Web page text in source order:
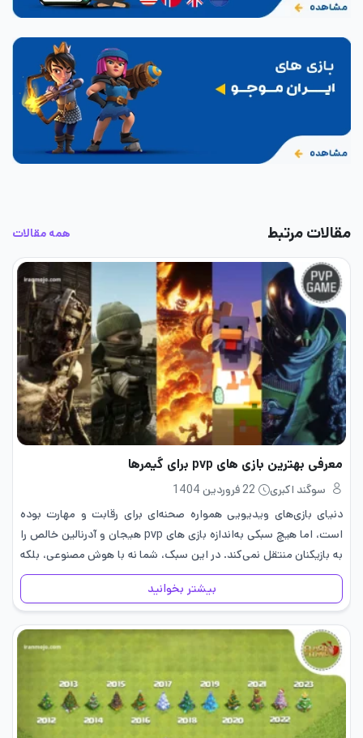
مقالات مرتبط همه مقالات
معرفی بهترین بازی های pvp برای گیمرها
سوگند اکبری
22 فروردین 1404
دنیای بازی‌های ویدیویی همواره صحنه‌ای برای رقابت و مهارت بوده
است، اما هیچ سبکی به‌اندازه بازی های pvp هیجان و آدرنالین خالص را
به بازیکنان منتقل نمی‌کند. در این سبک، شما نه با هوش مصنوعی، بلکه
با ذهن و تصمیمات…
بیشتر بخوانید